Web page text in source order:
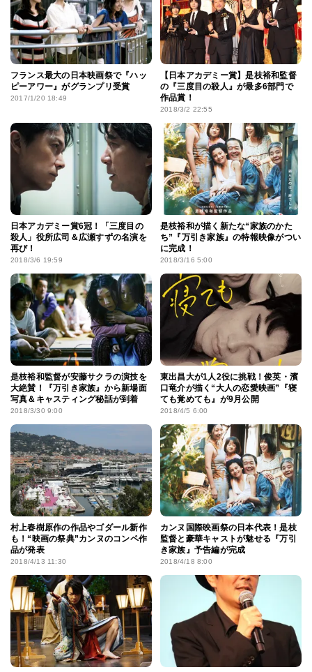
フランス最大の日本映画祭で『ハッ
ピーアワー』がグランプリ受賞
2017/1/20 18:49
【日本アカデミー賞】是枝裕和監督
の『三度目の殺人』が最多6部門で
作品賞！
2018/3/2 22:55
日本アカデミー賞6冠！「三度目の
殺人」役所広司＆広瀬すずの名演を
再び！
2018/3/6 19:59
是枝裕和が描く新たな“家族のかた
ち”『万引き家族』の特報映像がつい
に完成！
2018/3/16 5:00
是枝裕和監督が安藤サクラの演技を
大絶賛！『万引き家族』から新場面
写真＆キャスティング秘話が到着
2018/3/30 9:00
東出昌大が1人2役に挑戦！俊英・濱
口竜介が描く“大人の恋愛映画”『寝
ても覚めても』が9月公開
2018/4/5 6:00
村上春樹原作の作品やゴダール新作
も！“映画の祭典”カンヌのコンペ作
品が発表
2018/4/13 11:30
カンヌ国際映画祭の日本代表！是枝
監督と豪華キャストが魅せる『万引
き家族』予告編が完成
2018/4/18 8:00